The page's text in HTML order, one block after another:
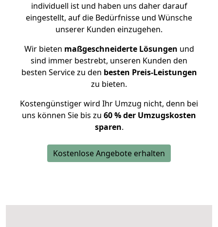
individuell ist und haben uns daher darauf
eingestellt, auf die Bedürfnisse und Wünsche
unserer Kunden einzugehen.
Wir bieten maßgeschneiderte Lösungen und
sind immer bestrebt, unseren Kunden den
besten Service zu den besten Preis-Leistungen
zu bieten.
Kostengünstiger wird Ihr Umzug nicht, denn bei
uns können Sie bis zu 60 % der Umzugskosten
sparen.
Kostenlose Angebote erhalten